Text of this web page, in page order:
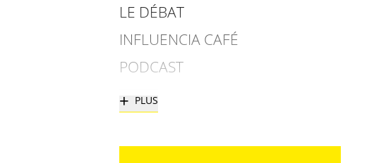
LE DÉBAT
INFLUENCIA CAFÉ
PODCAST
+ PLUS